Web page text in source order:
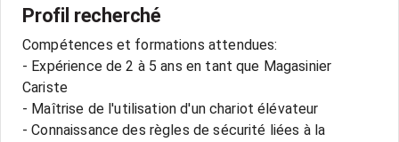
Profil recherché
Compétences et formations attendues:
- Expérience de 2 à 5 ans en tant que Magasinier
Cariste
- Maîtrise de l'utilisation d'un chariot élévateur
- Connaissance des règles de sécurité liées à la